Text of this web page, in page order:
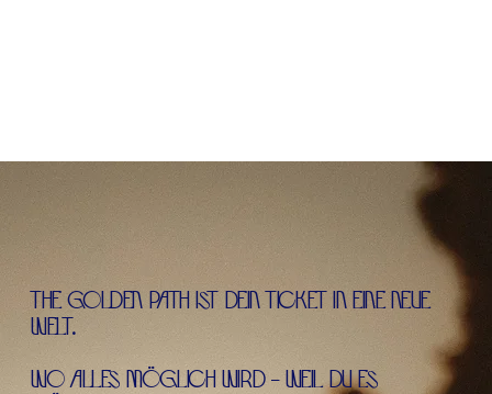
THE GOLDEN PATH IST DEIN TICKET IN EINE NEUE
WELT.
WO ALLES MÖGLICH WIRD - WEIL DU ES